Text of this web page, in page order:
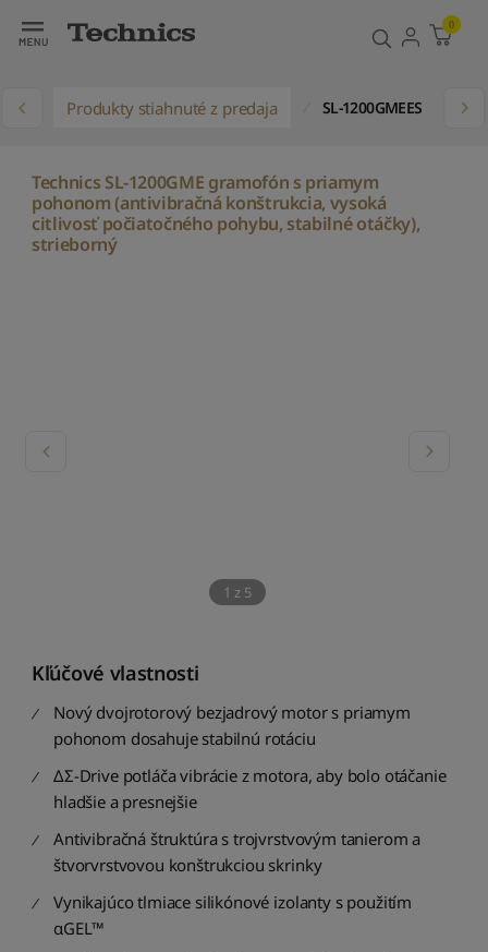
0
Produkty stiahnuté z predaja SL-1200GMEES
Technics SL-1200GME gramofón s priamym
pohonom (antivibračná konštrukcia, vysoká
citlivosť počiatočného pohybu, stabilné otáčky),
strieborný
1 z 5
Kľúčové vlastnosti
Nový dvojrotorový bezjadrový motor s priamym
pohonom dosahuje stabilnú rotáciu
ΔΣ-Drive potláča vibrácie z motora, aby bolo otáčanie
hladšie a presnejšie
Antivibračná štruktúra s trojvrstvovým tanierom a
štvorvrstvovou konštrukciou skrinky
Vynikajúco tlmiace silikónové izolanty s použitím
αGEL™